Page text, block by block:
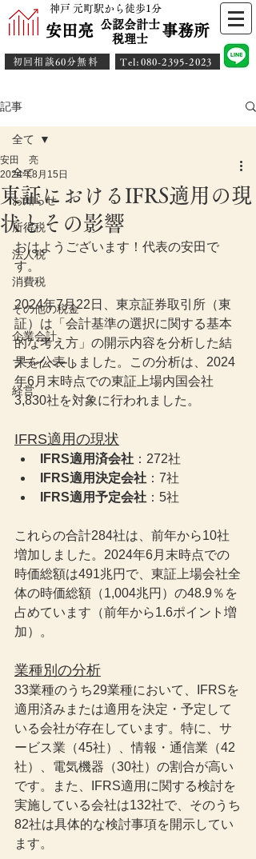
神戸 元町駅から徒歩1分
安田亮 事務所
公認会計士
​税理士
初回相談60分無料 ​Tel:080-2395-2023
記事
全て
お知らせ
所得税
法人税
消費税
その他の税金
企業会計
プライベート
経営
全て
東証におけるIFRS適用の現
状とその影響
安田 亮
2024年8月15日
おはようございます！代表の安田で
す。
2024年7月22日、東京証券取引所（東
証）は「会計基準の選択に関する基本
的な考え方」の開示内容を分析した結
果を公表しました。この分析は、2024
年6月末時点での東証上場内国会社
3,830社を対象に行われました。
IFRS適用の現状
IFRS適用済会社 ：272社
IFRS適用決定会社 ：7社
IFRS適用予定会社 ：5社
これらの合計284社は、前年から10社
増加しました。2024年6月末時点での
時価総額は491兆円で、東証上場会社全
体の時価総額（1,004兆円）の48.9％を
占めています（前年から1.6ポイント増
加）。
業種別の分析
33業種のうち29業種において、IFRSを
適用済みまたは適用を決定・予定して
いる会社が存在しています。特に、サ
ービス業（45社）、情報・通信業（42
社）、電気機器（30社）の割合が高い
です。また、IFRS適用に関する検討を
実施している会社は132社で、そのうち
82社は具体的な検討事項を開示してい
ます。